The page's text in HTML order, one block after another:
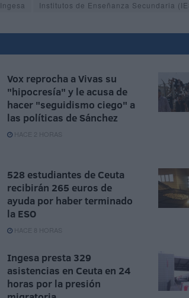
Ingesa Institutos de Enseñanza Secundaria
Vox reprocha a Vivas su
"hipocresía" y le acusa de
hacer "seguidismo ciego" a
las políticas de Sánchez
HACE 2 HORAS
528 estudiantes de Ceuta
recibirán 265 euros de
ayuda por haber terminado
la ESO
HACE 8 HORAS
Ingesa presta 329
asistencias en Ceuta en 24
horas por la presión